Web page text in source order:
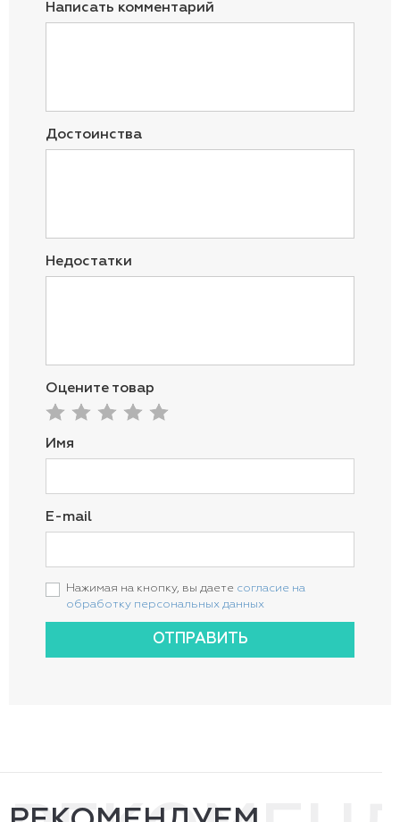
Написать комментарий
Достоинства
Недостатки
Оцените товар
Имя
E-mail
Нажимая на кнопку, вы даете согласие на
обработку персональных данных
ОТПРАВИТЬ